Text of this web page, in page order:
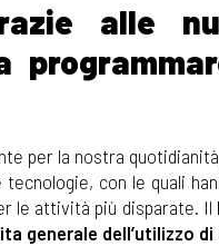
alle
per la nostra
con le quali
le attività più disparate. Il
generale dell’utilizzo